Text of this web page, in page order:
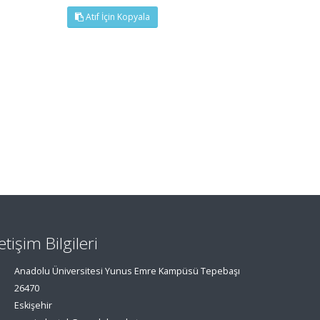
Atıf İçin Kopyala
Bilgileri
Anadolu Üniversitesi Yunus Emre Kampüsü Tepebaşı
26470
Eskişehir